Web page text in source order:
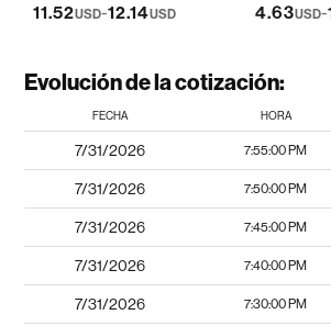
11.52USD-12.14USD 4.63USD-
Evolución de la cotización:
FECHA HORA
7/31/2026 7:55:00 PM
7/31/2026 7:50:00 PM
7/31/2026 7:45:00 PM
7/31/2026 7:40:00 PM
7/31/2026 7:30:00 PM